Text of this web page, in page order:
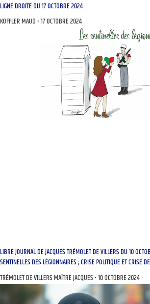
LIGNE DROITE DU 17 OCTOBRE 2024
KOFFLER MAUD 17 OCTOBRE 2024
LIBRE JOURNAL DE JACQUES TRÉMOLET DE VILLERS DU 10
SENTINELLES DES LÉGIONNAIRES ; CRISE POLITIQUE ET CRISE
TRÉMOLET DE VILLERS MAÎTRE JACQUES 10 OCTOBRE 2024